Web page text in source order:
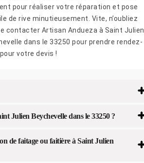
pour réaliser votre réparation et pose
de rive minutieusement. Vite, n’oubliez
contacter Artisan Andueza à Saint Julien
dans le 33250 pour prendre rendez-
votre devis !
Julien Beychevelle dans le 33250 ?
de faitage ou faitière à Saint Julien